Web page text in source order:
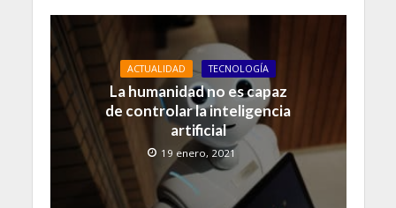
ACTUALIDAD TECNOLOGÍA
La humanidad no es capaz
de controlar la inteligencia
artificial
19 enero, 2021